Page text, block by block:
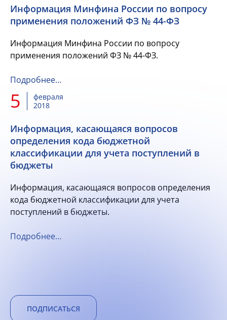
Информация Минфина России по вопросу
применения положений ФЗ № 44-ФЗ
Информация Минфина России по вопросу
применения положений ФЗ № 44-ФЗ.
Подробнее…
5
февраля
2018
Информация, касающаяся вопросов
определения кода бюджетной
классификации для учета поступлений в
бюджеты
Информация, касающаяся вопросов определения
кода бюджетной классификации для учета
поступлений в бюджеты.
Подробнее…
ПОДПИСАТЬСЯ